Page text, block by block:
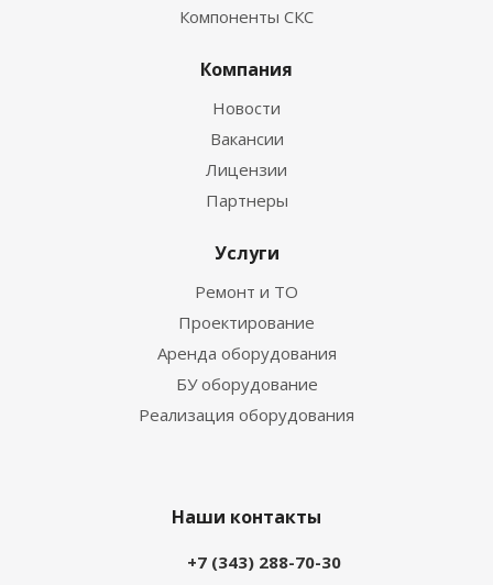
Компоненты СКС
Компания
Новости
Вакансии
Лицензии
Партнеры
Услуги
Ремонт и ТО
Проектирование
Аренда оборудования
БУ оборудование
Реализация оборудования
Наши контакты
+7 (343) 288-70-30